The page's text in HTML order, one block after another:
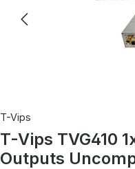
T-Vips
T-Vips TVG410
Outputs